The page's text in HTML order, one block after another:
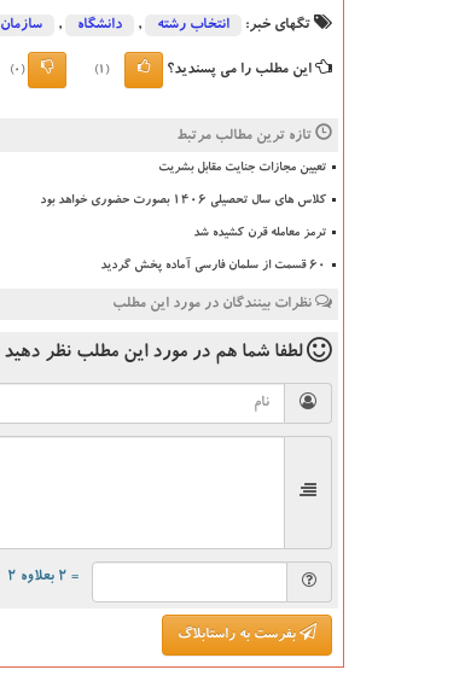
تگهای خبر: انتخاب رشته , دانشگاه‌ , سازمان
این مطلب را می پسندید؟ (1)
(0)
تازه ترین مطالب مرتبط
تعیین مجازات جنایت مقابل بشریت
کلاس های سال تحصیلی ۱۴۰۶ بصورت حضوری خواهد بود
ترمز معامله قرن کشیده شد
۶۰ قسمت از سلمان فارسی آماده پخش گردید
نظرات بینندگان در مورد این مطلب
لطفا شما هم در مورد این مطلب نظر دهید
= ۲ بعلاوه ۲
بفرست به راستابلاگ